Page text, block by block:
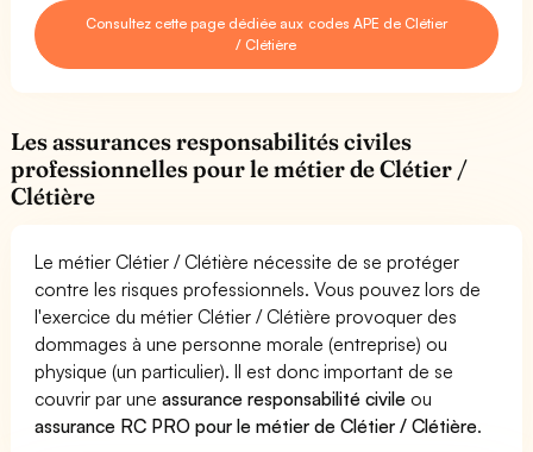
Consultez cette page dédiée aux codes APE de Clétier
/ Clétière
Les assurances responsabilités civiles
professionnelles pour le métier de Clétier /
Clétière
Le métier Clétier / Clétière nécessite de se protéger
contre les risques professionnels. Vous pouvez lors de
l'exercice du métier Clétier / Clétière provoquer des
dommages à une personne morale (entreprise) ou
physique (un particulier). Il est donc important de se
couvrir par uneassurance responsabilité civile ou
assurance RC PRO pour le métier de Clétier / Clétière.